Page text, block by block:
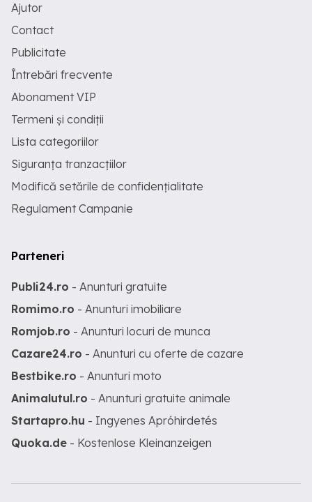
Ajutor
Contact
Publicitate
Întrebări frecvente
Abonament VIP
Termeni și condiții
Lista categoriilor
Siguranța tranzacțiilor
Modifică setările de confidențialitate
Regulament Campanie
Parteneri
Publi24.ro - Anunturi gratuite
Romimo.ro - Anunturi imobiliare
Romjob.ro - Anunturi locuri de munca
Cazare24.ro - Anunturi cu oferte de cazare
Bestbike.ro - Anunturi moto
Animalutul.ro - Anunturi gratuite animale
Startapro.hu - Ingyenes Apróhirdetés
Quoka.de - Kostenlose Kleinanzeigen